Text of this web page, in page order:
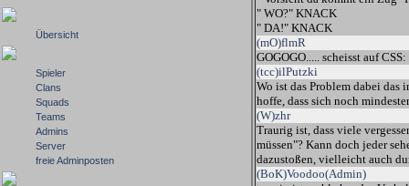
Übersicht
Spieler
Clans
Squads
Teams
Admins
Server
freie Adminposten
" WO?" KNACK
" DA!" KNACK
(mO)flmR
GOGOGO..... scheisst auf
(tcc)ilPutzki
Wo ist das Problem dabei das
hoffe, dass sich noch
(W)zhr
Traurig ist, dass viele
müssen"? Kann doch jeder
dazustoßen, vielleicht auch
(BoK)Voodoo(Admin)